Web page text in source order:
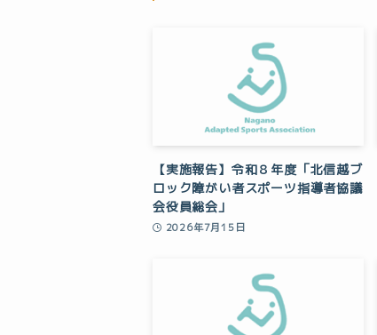
【実施報告】令和８年度「北信越ブ
ロック障がい者スポーツ指導者協議
会役員総会」
2026年7月15日